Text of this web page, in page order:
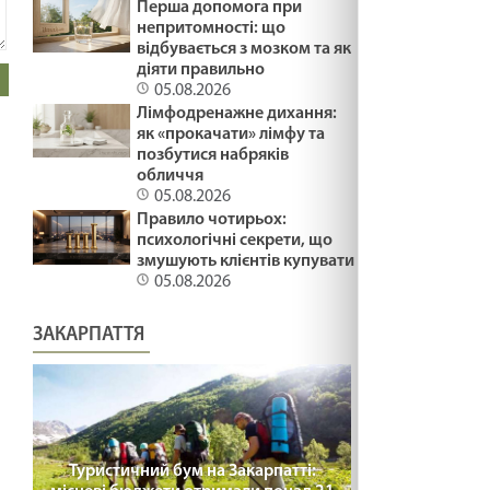
ВМІТИ ЦІНУВАТИ /1499/ Майтеся файно
19.02.2025
СПРАВЖНЄ СМИРЕННЯ /1498/ Майтеся файно
19.02.2025
Неділя митаря і фарисея/ Лк 18,10-14
19.02.2025
ВГАМУЙТЕСЯ /1497/ Майтеся файно
19.02.2025
ВИГНАТИ САМОЗВАНЦЯ /1496/ Майтеся
файно
Перша допомога при
непритомності: що
відбувається з мозком та як
діяти правильно
05.08.2026
Лімфодренажне дихання:
як «прокачати» лімфу та
позбутися набряків
обличчя
05.08.2026
Правило чотирьох:
психологічні секрети, що
змушують клієнтів купувати
05.08.2026
ЗАКАРПАТТЯ
Туристичний бум на Закарпатті: